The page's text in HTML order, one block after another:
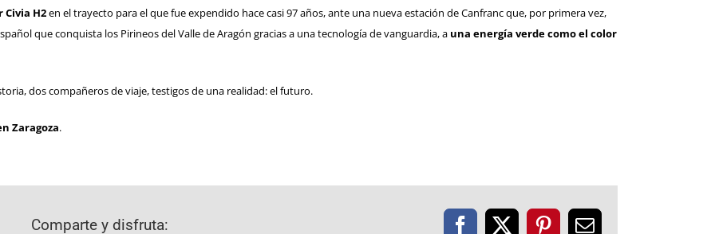
H2en el trayecto para el que fue expendido hace casi 97 años, ante una nueva estación de Canfranc que, por primera vez,
que conquista los Pirineos del Valle de Aragón gracias a una tecnología de vanguardia, a una energía verde como el color
dos compañeros de viaje, testigos de una realidad: el futuro.
Zaragoza.
Comparte y disfruta: